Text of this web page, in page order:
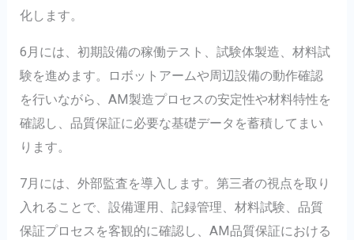
化します。
6月には、初期設備の稼働テスト、試験体製造、材料試
験を進めます。ロボットアームや周辺設備の動作確認
を行いながら、AM製造プロセスの安定性や材料特性を
確認し、品質保証に必要な基礎データを蓄積してまい
ります。
7月には、外部監査を導入します。第三者の視点を取り
入れることで、設備運用、記録管理、材料試験、品質
保証プロセスを客観的に確認し、AM品質保証における